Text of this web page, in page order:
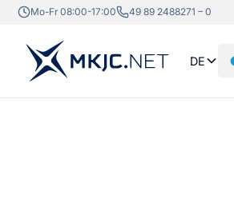
Mo-Fr 08:00-17:00 49 89 2488271 – 0
DE